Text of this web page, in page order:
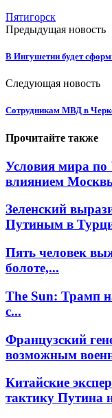
Пятигорск
Предыдущая новость
В Ингушетии будет
Следующая новость
Сотрудникам МВД в
Прочитайте также
Условия мира
влиянием
Зеленский
Путиным в
Пять человек
болоте,...
The Sun: Трамп
с...
Французский
возможным
Китайские
тактику Путина